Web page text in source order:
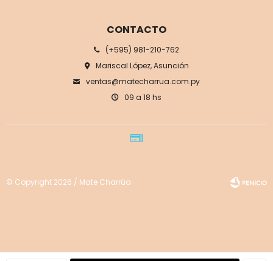
CONTACTO
(+595) 981-210-762
Mariscal López, Asunción
ventas@matecharrua.com.py
09 a 18 hs
© Copyright 2026 / Mate Charrúa